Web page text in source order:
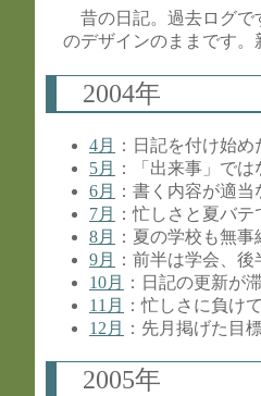
昔の日記。過去ログ
のデザインのままです
2004年
4月
：日記を付け始
5月
：「出来事」で
6月
：書く内容が適
7月
：忙しさと夏バ
8月
：夏の学校も無
9月
：前半は学会、
10月
：日記の更新が
11月
：忙しさに負け
12月
：先月掲げた目
2005年